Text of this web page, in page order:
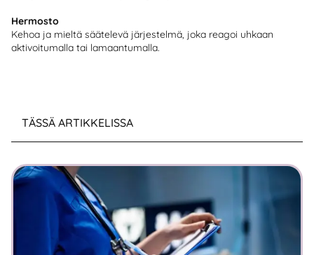
Hermosto
Kehoa ja mieltä säätelevä järjestelmä, joka reagoi uhkaan
aktivoitumalla tai lamaantumalla.
TÄSSÄ ARTIKKELISSA